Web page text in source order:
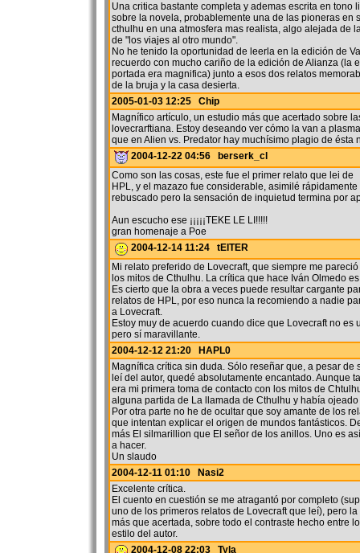
Una critica bastante completa y ademas escrita en tono
sobre la novela, probablemente una de las pioneras en
cthulhu en una atmosfera mas realista, algo alejada de
de "los viajes al otro mundo".
No he tenido la oportunidad de leerla en la edición de
recuerdo con mucho cariño de la edición de Alianza (la
portada era magnifica) junto a esos dos relatos
de la bruja y la casa desierta.
2005-01-03 12:25 Chip
Magnífico artículo, un estudio más que acertado sobre
lovecrarftiana. Estoy deseando ver cómo la van a
que en Alien vs. Predator hay muchísimo plagio de ésta
2004-12-22 04:56 berserk_cl
Como son las cosas, este fue el primer relato que lei de
HPL, y el mazazo fue considerable, asimilé
rebuscado pero la sensación de inquietud termina por
Aun escucho ese ¡¡¡¡¡TEKE LE LI!!!!!
gran homenaje a Poe
2004-12-14 11:24 tEITER
Mi relato preferido de Lovecraft, que siempre me
los mitos de Cthulhu. La crítica que hace Iván Olmedo
Es cierto que la obra a veces puede resultar cargante
relatos de HPL, por eso nunca la recomiendo a nadie
a Lovecraft.
Estoy muy de acuerdo cuando dice que Lovecraft no es
pero sí maravillante.
2004-12-12 21:20 HAPL0
Magnífica crítica sin duda. Sólo reseñar que, a pesar de
leí del autor, quedé absolutamente encantado. Aunque
era mi primera toma de contacto con los mitos de
alguna partida de La llamada de Cthulhu y había
Por otra parte no he de ocultar que soy amante de los
que intentan explicar el origen de mundos fantásticos.
más El silmarillion que El señor de los anillos. Uno es
a hacer.
Un slaudo
2004-12-11 01:10 Nasi2
Excelente crítica.
El cuento en cuestión se me atragantó por completo
uno de los primeros relatos de Lovecraft que leí), pero
más que acertada, sobre todo el contraste hecho entre
estilo del autor.
2004-12-08 22:03 Tyla